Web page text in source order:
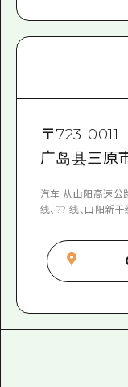
〒723-0011
广岛县三原
汽车 从山阳高速公
线、?? 线、山阳新